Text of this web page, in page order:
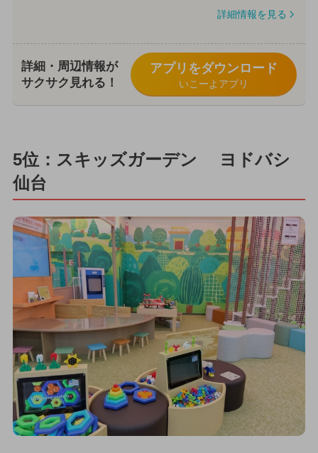
詳細情報を見る
詳細・周辺情報が
サクサク見れる！
アプリをダウンロード
いこーよアプリ
5位：スキッズガーデン ヨドバシ
仙台